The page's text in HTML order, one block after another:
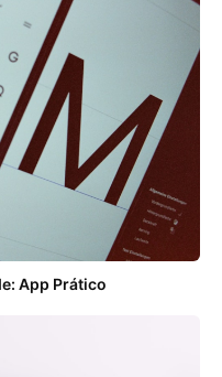
App Prático